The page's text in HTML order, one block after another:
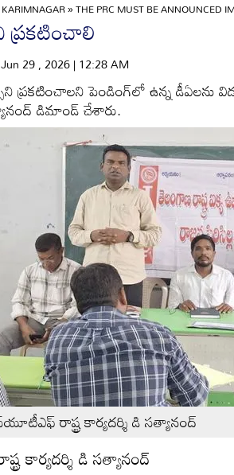
KARIMNAGAR»THE PRC MUST BE ANNOUNCED
ప్రకటించాలి
29 , 2026 | 12:28 AM
ప్రకటించాలని పెండింగ్‌లో ఉన్న
డిమాండ్‌ చేశారు.
రాష్ట్ర కార్యదర్శి డి సత్యానంద్‌
కార్యదర్శి డి సత్యానంద్‌